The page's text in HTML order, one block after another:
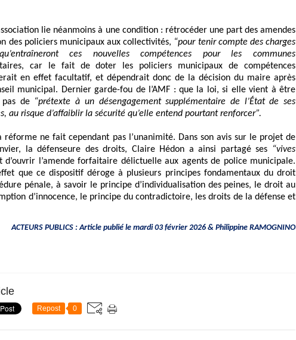
lie néanmoins à une condition : rétrocéder une part des amendes
des policiers municipaux aux collectivités, “pour tenir compte des charges
ces nouvelles compétences pour les communes
car le fait de doter les policiers municipaux de compétences
en effet facultatif, et dépendrait donc de la décision du maire après
municipal. Dernier garde-fou de l’AMF : que la loi, si elle vient à être
de “prétexte à un désengagement supplémentaire de l’État de ses
au risque d’affaiblir la sécurité qu’elle entend pourtant renforcer”.
réforme ne fait cependant pas l’unanimité. Dans son avis sur le projet de
la défenseure des droits, Claire Hédon a ainsi partagé ses
“vives
d’ouvrir l’amende forfaitaire délictuelle aux agents de police municipale.
que ce dispositif déroge à plusieurs principes fondamentaux du droit
pénale, à savoir le principe d’individualisation des peines, le droit au
d’innocence, le principe du contradictoire, les droits de la défense et
ACTEURS PUBLICS : Article publié le mardi 03 février 2026 & Philippine RAMOGNINO
Repost 0